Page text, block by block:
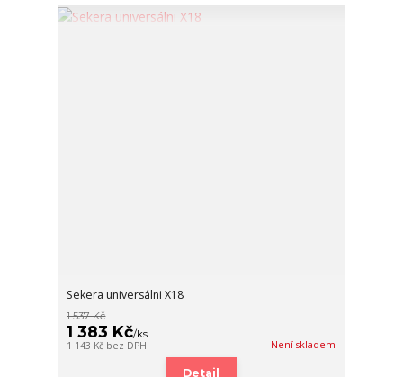
Sekera universálni X18
1 537 Kč
1 383 Kč/ks
1 143 Kč bez DPH Není skladem
Detail